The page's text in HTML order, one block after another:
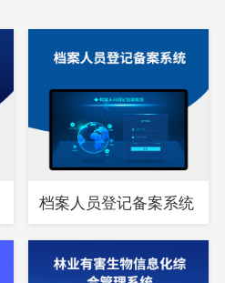
档案人员登记备案系统